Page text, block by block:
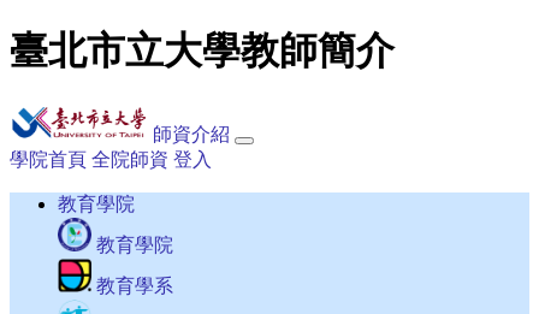
臺北市立大學教師簡介
師資介紹
學院首頁 全院師資 登入
教育學院
教育學院
教育學系